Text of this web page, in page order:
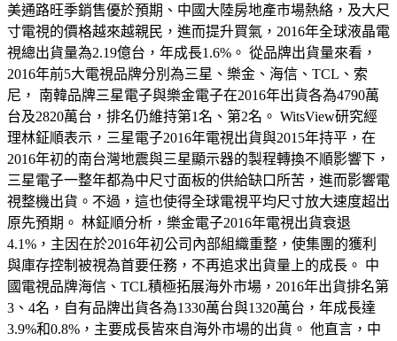
美通路旺季銷售優於預期、中國大陸房地產市場熱絡，及大尺
寸電視的價格越來越親民，進而提升買氣，2016年全球液晶電
視總出貨量為2.19億台，年成長1.6%。 從品牌出貨量來看，
2016年前5大電視品牌分別為三星、樂金、海信、TCL、索
尼， 南韓品牌三星電子與樂金電子在2016年出貨各為4790萬
台及2820萬台，排名仍維持第1名、第2名。 WitsView研究經
理林鉦順表示，三星電子2016年電視出貨與2015年持平，在
2016年初的南台灣地震與三星顯示器的製程轉換不順影響下，
三星電子一整年都為中尺寸面板的供給缺口所苦，進而影響電
視整機出貨。不過，這也使得全球電視平均尺寸放大速度超出
原先預期。 林鉦順分析，樂金電子2016年電視出貨衰退
4.1%，主因在於2016年初公司內部組織重整，使集團的獲利
與庫存控制被視為首要任務，不再追求出貨量上的成長。 中
國電視品牌海信、TCL積極拓展海外市場，2016年出貨排名第
3、4名，自有品牌出貨各為1330萬台與1320萬台，年成長達
3.9%和0.8%，主要成長皆來自海外市場的出貨。 他直言，中